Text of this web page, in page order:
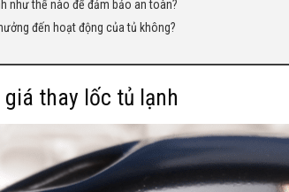
như thế nào để đảm bảo an toàn?
đến hoạt động của tủ không?
thay lốc tủ lạnh